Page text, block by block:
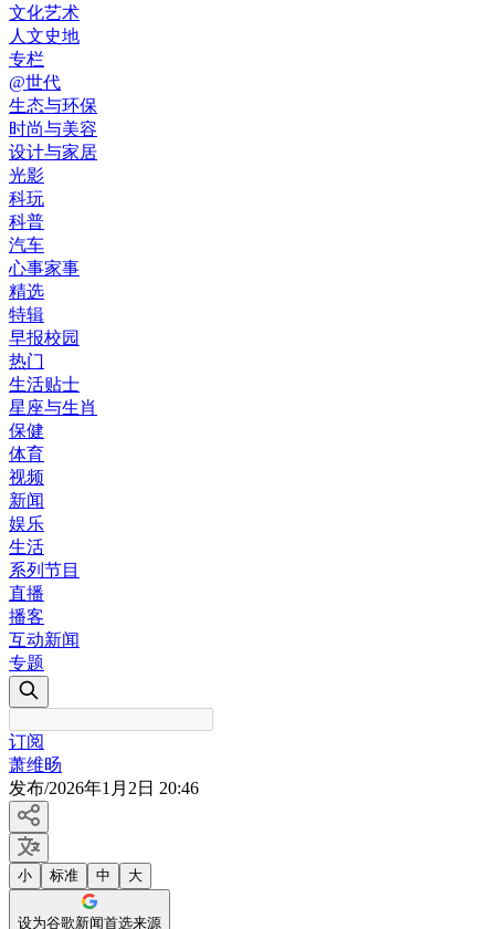
文化艺术
人文史地
专栏
@世代
生态与环保
时尚与美容
设计与家居
光影
科玩
科普
汽车
心事家事
精选
特辑
早报校园
热门
生活贴士
星座与生肖
保健
体育
视频
新闻
娱乐
生活
系列节目
直播
播客
互动新闻
专题
订阅
萧维旸
发布/2026年1月2日 20:46
小 标准 中 大
设为谷歌新闻首选来源